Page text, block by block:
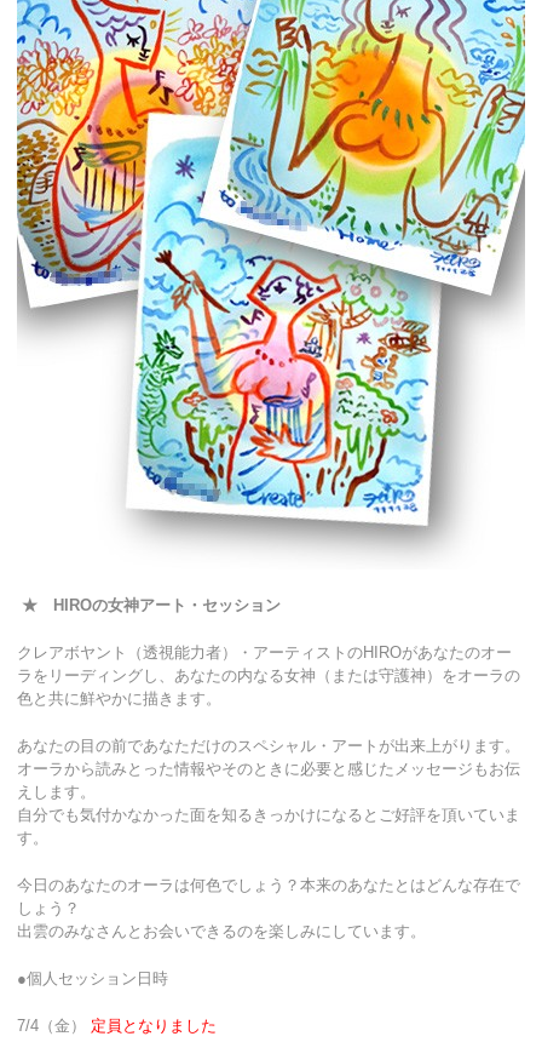
★ HIROの女神アート・セッション
クレアボヤント（透視能力者）・アーティストのHIROがあなたのオー
ラをリーディングし、あなたの内なる女神（または守護神）をオーラの
色と共に鮮やかに描きます。
あなたの目の前であなただけのスペシャル・アートが出来上がります。
オーラから読みとった情報やそのときに必要と感じたメッセージもお伝
えします。
自分でも気付かなかった面を知るきっかけになるとご好評を頂いていま
す。
今日のあなたのオーラは何色でしょう？本来のあなたとはどんな存在で
しょう？
出雲のみなさんとお会いできるのを楽しみにしています。
●個人セッション日時
7/4（金） 定員となりました